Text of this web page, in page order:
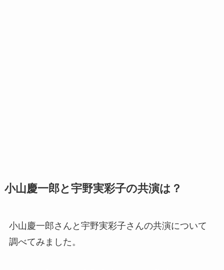
小山慶一郎と宇野実彩子の共演は？
小山慶一郎さんと宇野実彩子さんの共演について
調べてみました。